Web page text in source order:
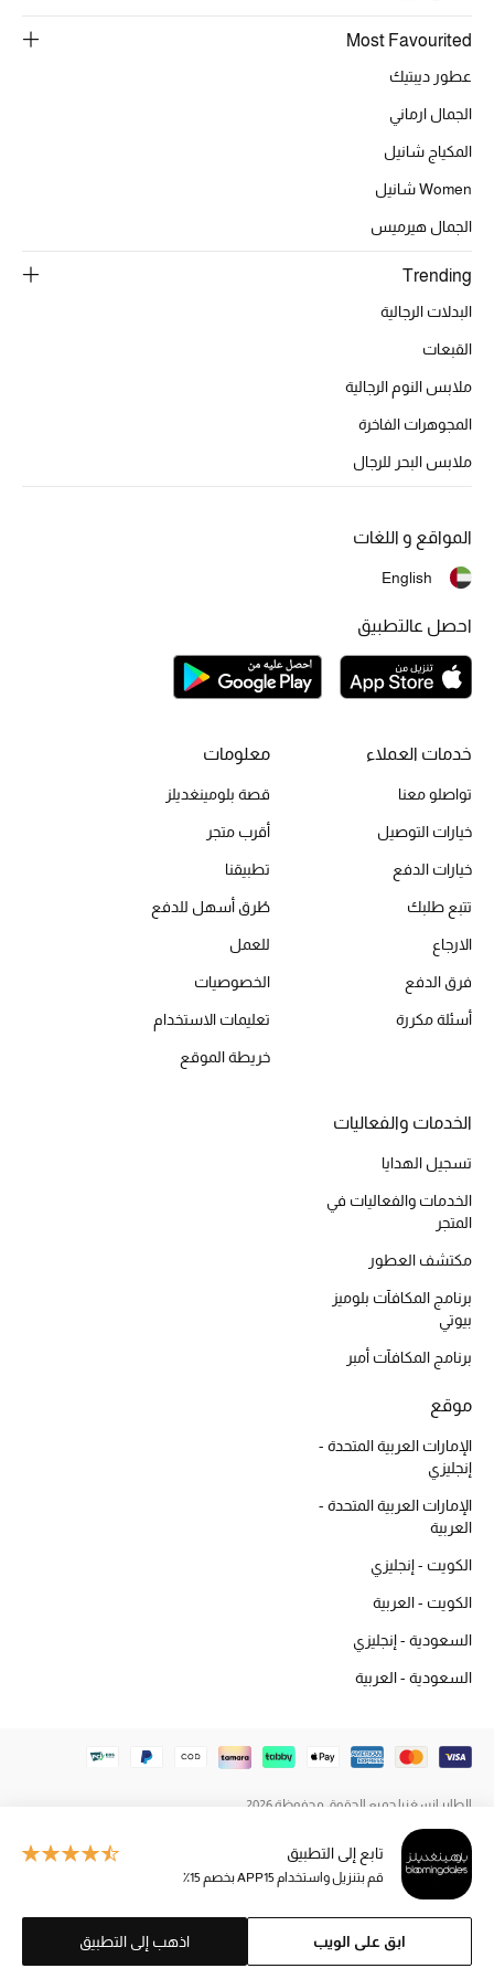
الموسم الجديد
الحقائب النسائية
حقائب الأطفال
الموسم الجديد
الأحذية الرجالية
أحذية للأطفال
أحذية مختارة
الجديد في عالم الجمال
العطور
مكتشف العطور
المكياج
العناية بالبشرة
مستحضرات العناية
الصحة والعافية
مجموعة الجمال
تابع إلى التطبيق
قم بتنزيل واستخدام APP15 بخصم 15٪
ابق على الويب اذهب إلى التطبيق
Most Favourited
عطور ديبتيك
الجمال ارماني
المكياج شانيل
Women شانيل
الجمال هيرميس
Trending
البدلات الرجالية
القبعات
ملابس النوم الرجالية
المجوهرات الفاخرة
ملابس البحر للرجال
خدمات العملاء
تواصلو معنا
خيارات التوصيل
خيارات الدفع
تتبع طلبك
الارجاع
فرق الدفع
أسئلة مكررة
معلومات
قصة بلومينغديلز
أقرب متجر
تطبيقنا
طُرق أسهل للدفع
للعمل
الخصوصيات
تعليمات الاستخدام
خريطة الموقع
الخدمات والفعاليات
تسجيل الهدايا
الخدمات والفعاليات في
المتجر
مكتشف العطور
برنامج المكافآت بلوميز
بيوتي
برنامج المكافآت أمبر
موقع
الإمارات العربية المتحدة -
إنجليزي
الإمارات العربية المتحدة -
العربية
الكويت - إنجليزي
الكويت - العربية
السعودية - إنجليزي
السعودية - العربية
المواقع و اللغات
English
احصل عالتطبيق
الطاير إنسغنيا جميع الحقوق محفوظة 2026